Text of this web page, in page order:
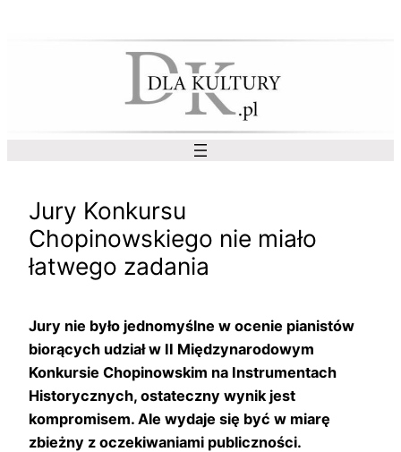
Jury Konkursu
Chopinowskiego nie miało
łatwego zadania
Jury nie było jednomyślne w ocenie pianistów
biorących udział w II Międzynarodowym
Konkursie Chopinowskim na Instrumentach
Historycznych, ostateczny wynik jest
kompromisem. Ale wydaje się być w miarę
zbieżny z oczekiwaniami publiczności.